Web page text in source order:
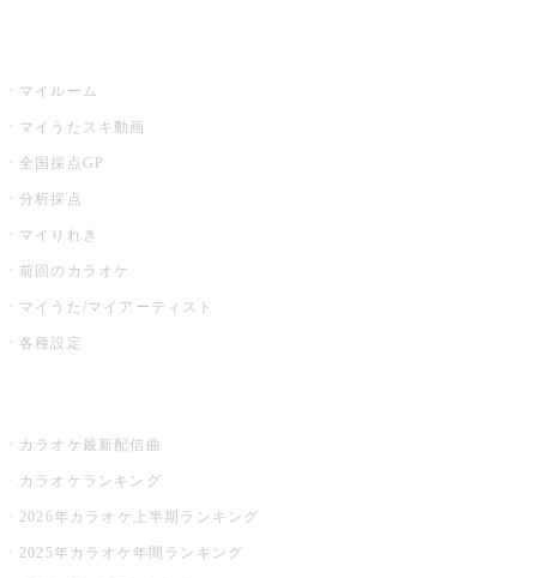
マイルーム
マイうたスキ動画
全国採点GP
分析採点
マイりれき
前回のカラオケ
マイうた/マイアーティスト
各種設定
カラオケ最新配信曲
カラオケランキング
2026年カラオケ上半期ランキング
2025年カラオケ年間ランキング